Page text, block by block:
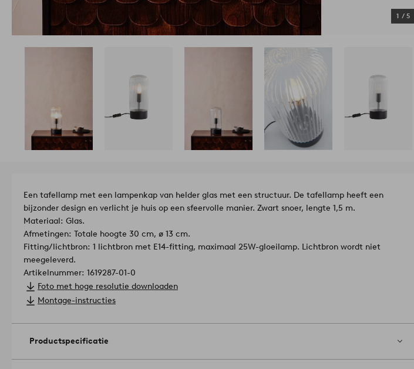
1 / 5
Een tafellamp met een lampenkap van helder glas met een structuur. De tafellamp heeft een
bijzonder design en verlicht je huis op een sfeervolle manier. Zwart snoer, lengte 1,5 m.
Materiaal: Glas.
Afmetingen: Totale hoogte 30 cm, ø 13 cm.
Fitting/lichtbron: 1 lichtbron met E14-fitting, maximaal 25W-gloeilamp. Lichtbron wordt niet
meegeleverd.
Artikelnummer: 1619287-01-0
Foto met hoge resolutie downloaden
Montage-instructies
Productspecificatie